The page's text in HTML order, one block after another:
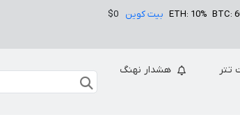
BTC:
ETH: 10% بیت کوین $0
تتر
هشدار نهنگ